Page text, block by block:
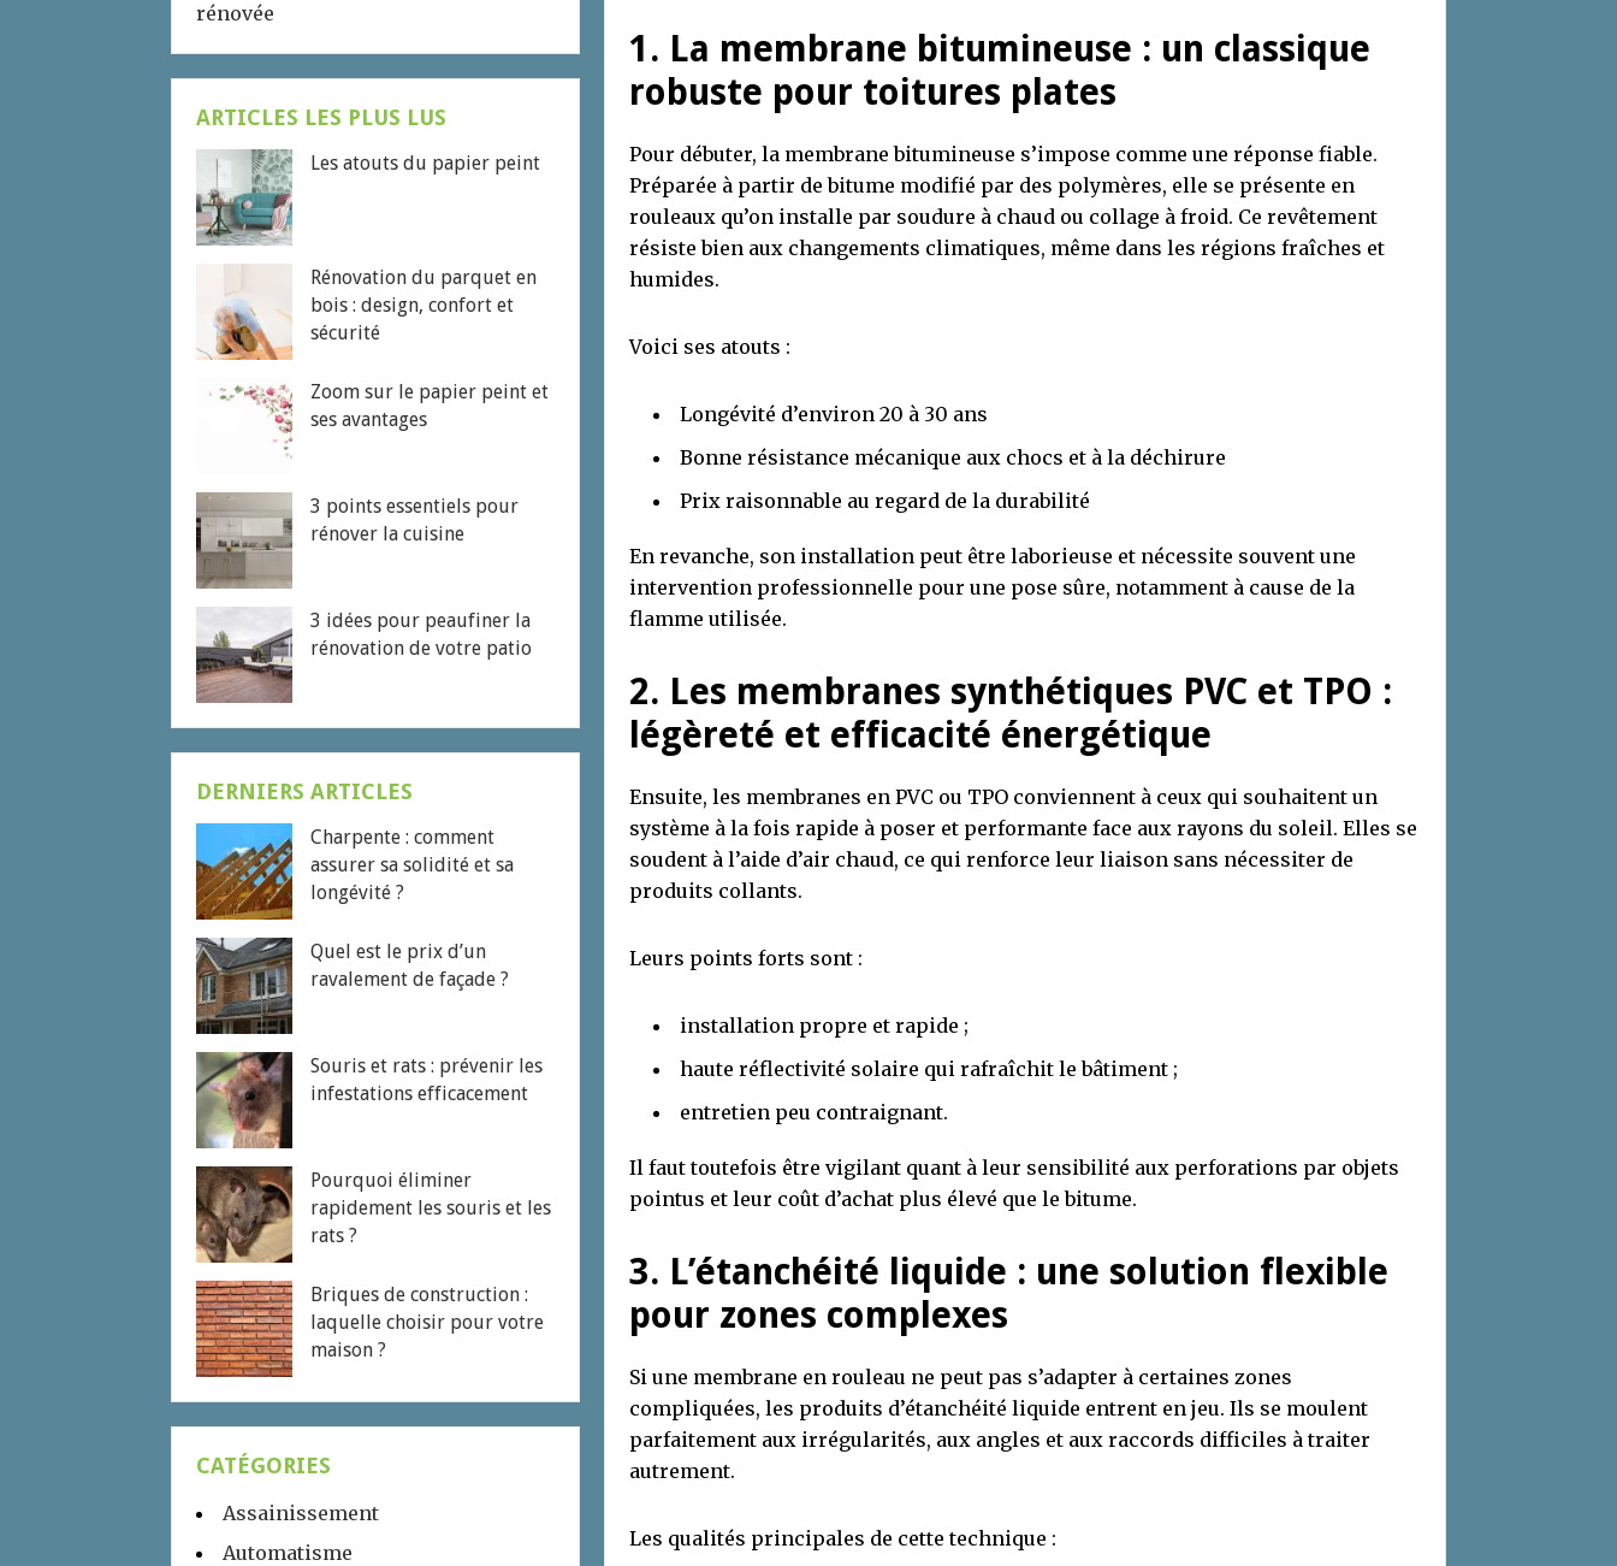
1. La membrane bitumineuse : un classique
robuste pour toitures plates
Pour débuter, la membrane bitumineuse s’impose comme une réponse fiable.
Préparée à partir de bitume modifié par des polymères, elle se présente en
rouleaux qu’on installe par soudure à chaud ou collage à froid. Ce revêtement
résiste bien aux changements climatiques, même dans les régions fraîches et
humides.
Voici ses atouts :
Longévité d’environ 20 à 30 ans
Bonne résistance mécanique aux chocs et à la déchirure
Prix raisonnable au regard de la durabilité
En revanche, son installation peut être laborieuse et nécessite souvent une
intervention professionnelle pour une pose sûre, notamment à cause de la
flamme utilisée.
2. Les membranes synthétiques PVC et TPO :
légèreté et efficacité énergétique
Ensuite, les membranes en PVC ou TPO conviennent à ceux qui souhaitent un
système à la fois rapide à poser et performante face aux rayons du soleil. Elles se
soudent à l’aide d’air chaud, ce qui renforce leur liaison sans nécessiter de
produits collants.
Leurs points forts sont :
installation propre et rapide ;
haute réflectivité solaire qui rafraîchit le bâtiment ;
entretien peu contraignant.
Il faut toutefois être vigilant quant à leur sensibilité aux perforations par objets
pointus et leur coût d’achat plus élevé que le bitume.
3. L’étanchéité liquide : une solution flexible
pour zones complexes
Si une membrane en rouleau ne peut pas s’adapter à certaines zones
compliquées, les produits d’étanchéité liquide entrent en jeu. Ils se moulent
parfaitement aux irrégularités, aux angles et aux raccords difficiles à traiter
autrement.
Les qualités principales de cette technique :
rénovée
ARTICLES LES PLUS LUS
Les atouts du papier peint
Rénovation du parquet en
bois : design, confort et
sécurité
Zoom sur le papier peint et
ses avantages
3 points essentiels pour
rénover la cuisine
3 idées pour peaufiner la
rénovation de votre patio
DERNIERS ARTICLES
Charpente : comment
assurer sa solidité et sa
longévité ?
Quel est le prix d’un
ravalement de façade ?
Souris et rats : prévenir les
infestations efficacement
Pourquoi éliminer
rapidement les souris et les
rats ?
Briques de construction :
laquelle choisir pour votre
maison ?
CATÉGORIES
Assainissement
Automatisme